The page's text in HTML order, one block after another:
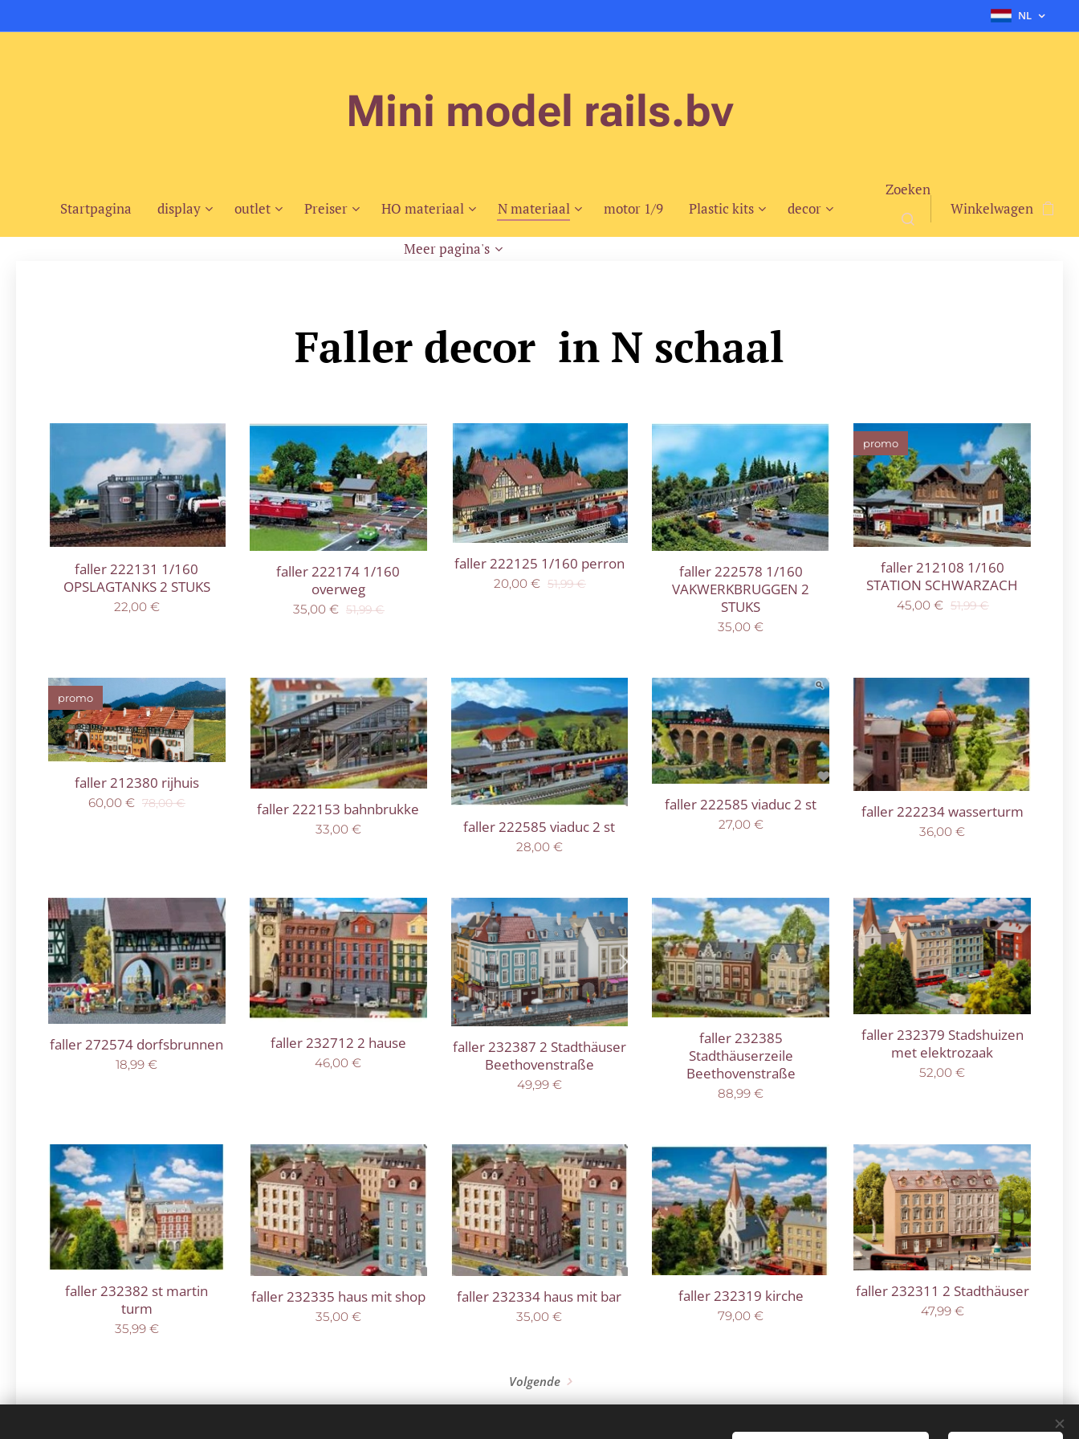
NL
Mini model rails.bv
Startpagina display outlet Preiser HO materiaal N materiaal motor 1/9 Plastic kits decor
Meer pagina's
Zoeken
Winkelwagen
Faller decor in N schaal
faller 222131 1/160
OPSLAGTANKS 2 STUKS
22,00€
faller 222174 1/160
overweg
35,00€ 51,99€
faller 222125 1/160 perron
20,00€ 51,99€
faller 222578 1/160
VAKWERKBRUGGEN 2
STUKS
35,00 €
faller 212108 1/160
STATION SCHWARZACH
promo
45,00€ 51,99€
faller 212380 rijhuis
promo
60,00 € 78,00€ faller 222153 bahnbrukke
33,00€ faller 222585 viaduc 2 st
28,00€
faller 222585 viaduc 2 st
27,00€
faller 222234 wasserturm
36,00 €
faller 272574 dorfsbrunnen
18,99 €
faller 232712 2 hause
46,00 €
faller 232387 2 Stadthäuser
Beethovenstraße
49,99€
faller 232385
Stadthäuserzeile
Beethovenstraße
88,99 €
faller 232379 Stadshuizen
met elektrozaak
52,00 €
faller 232382 st martin
turm
35,99€
faller 232335 haus mit shop
35,00€
faller 232334 haus mit bar
35,00 €
faller 232319 kirche
79,00 €
faller 232311 2 Stadthäuser
47,99€
Volgende